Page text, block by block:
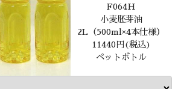
F064H
小麦胚芽油
2L（500ml×4本仕様）
11440円(税込)
ペットボトル